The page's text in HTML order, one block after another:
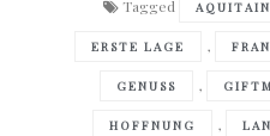
Tagged
ERSTE LAGE ,
GENUSS ,
HOFFNUNG ,